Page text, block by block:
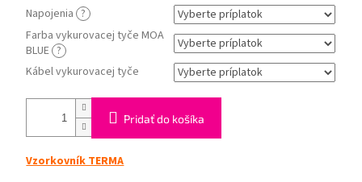
Napojenia ?
Farba vykurovacej tyče MOA
BLUE ?
Kábel vykurovacej tyče
Pridať do košíka
Vzorkovník TERMA